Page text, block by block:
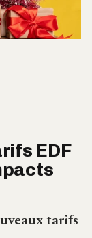
EDF
tarifs